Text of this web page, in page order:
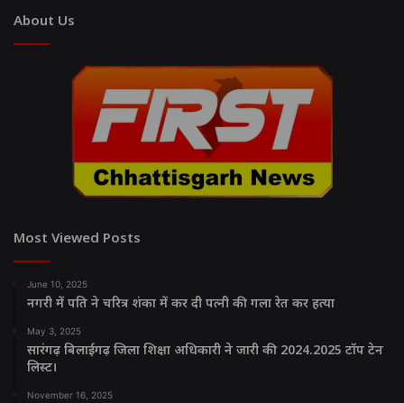
About Us
Most Viewed Posts
June 10, 2025
नगरी में पति ने चरित्र शंका में कर दी पत्नी की गला रेत कर हत्या
May 3, 2025
सारंगढ़ बिलाईगढ़ जिला शिक्षा अधिकारी ने जारी की 2024.2025 टॉप टेन
लिस्ट।
November 16, 2025